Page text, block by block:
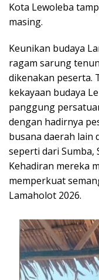
Kota Lewoleba
masing.
Keunikan budaya
ragam sarung
dikenakan peserta.
kekayaan budaya
panggung
dengan hadirnya
busana daerah lain
seperti dari Sumba,
Kehadiran mereka
memperkuat
Lamaholot 2026.